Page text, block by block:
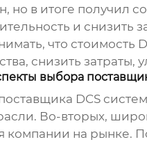
но в итоге получил
и снизить
что стоимость
снизить затраты,
выбора
DCS
Во-вторых,
компании на рынке.